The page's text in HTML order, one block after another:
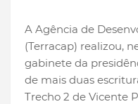
A Agência de
(Terracap) realizou,
gabinete da
de mais duas
Trecho 2 de Vicente